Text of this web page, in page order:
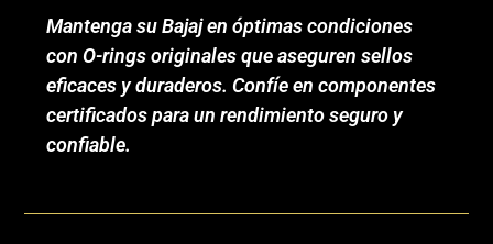
Mantenga su Bajaj en óptimas condiciones
con O-rings originales que aseguren sellos
eficaces y duraderos. Confíe en componentes
certificados para un rendimiento seguro y
confiable.